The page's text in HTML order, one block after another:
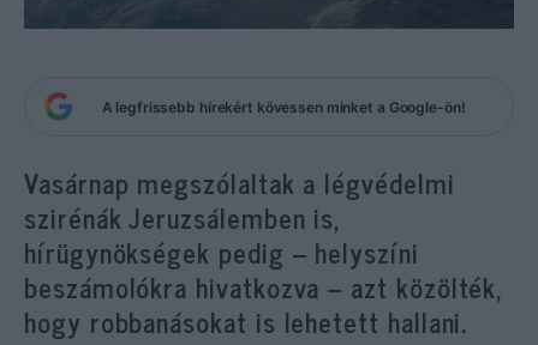
A legfrissebb hírekért kövessen minket a Google-ön!
Vasárnap megszólaltak a légvédelmi
szirénák Jeruzsálemben is,
hírügynökségek pedig – helyszíni
beszámolókra hivatkozva – azt közölték,
hogy robbanásokat is lehetett hallani.